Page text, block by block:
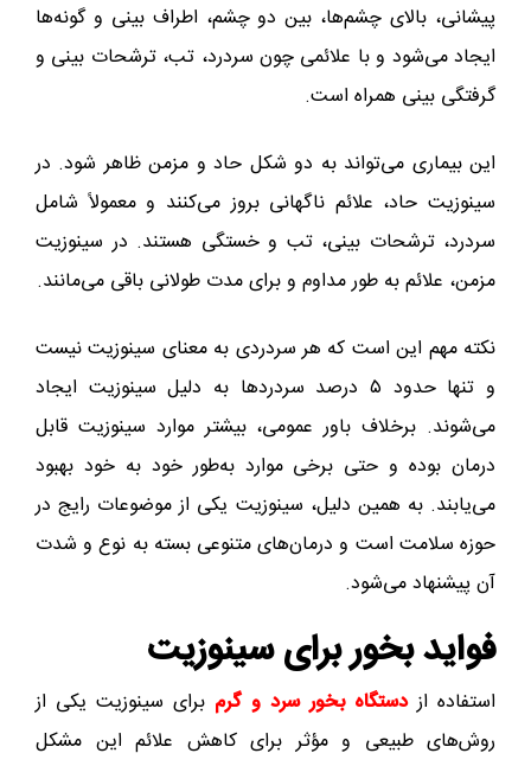
پیشانی، بالای چشم‌ها، بین دو چشم، اطراف بینی و گونه‌ها
ایجاد می‌شود و با علائمی چون سردرد، تب، ترشحات بینی و
گرفتگی بینی همراه است.
این بیماری می‌تواند به دو شکل حاد و مزمن ظاهر شود. در
سینوزیت حاد، علائم ناگهانی بروز می‌کنند و معمولاً شامل
سردرد، ترشحات بینی، تب و خستگی هستند. در سینوزیت
مزمن، علائم به طور مداوم و برای مدت طولانی باقی می‌مانند.
نکته مهم این است که هر سردردی به معنای سینوزیت نیست
و تنها حدود ۵ درصد سردردها به دلیل سینوزیت ایجاد
می‌شوند. برخلاف باور عمومی، بیشتر موارد سینوزیت قابل
درمان بوده و حتی برخی موارد به‌طور خود به خود بهبود
می‌یابند. به همین دلیل، سینوزیت یکی از موضوعات رایج در
حوزه سلامت است و درمان‌های متنوعی بسته به نوع و شدت
آن پیشنهاد می‌شود.
فواید بخور برای سینوزیت
استفاده ازدستگاه بخور سرد و گرم برای سینوزیت یکی از
روش‌های طبیعی و مؤثر برای کاهش علائم این مشکل